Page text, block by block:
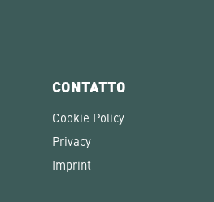
CONTATTO
Cookie Policy
Privacy
Imprint